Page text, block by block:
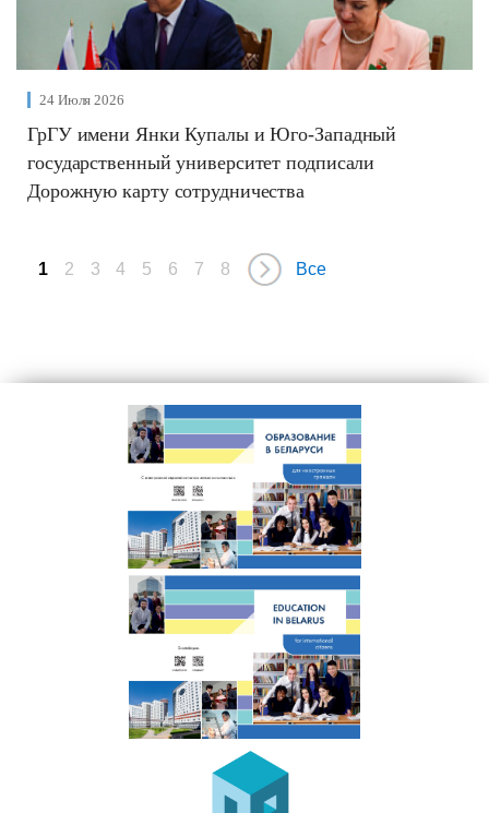
24 Июля 2026
ГрГУ имени Янки Купалы и Юго-Западный
государственный университет подписали
Дорожную карту сотрудничества
1 2 3 4 5 6 7 8 Все